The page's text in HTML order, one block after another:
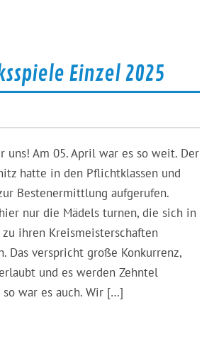
Einzel 2025
uns! Am 05. April war es so weit. Der
hatte in den Pflichtklassen und
Bestenermittlung aufgerufen.
nur die Mädels turnen, die sich in
zu ihren Kreismeisterschaften
Das verspricht große Konkurrenz,
und es werden Zehntel
war es auch. Wir […]